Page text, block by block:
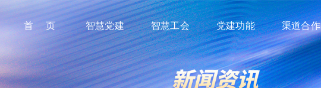
首 页 智慧党建 智慧工会 党建功能 渠道合作